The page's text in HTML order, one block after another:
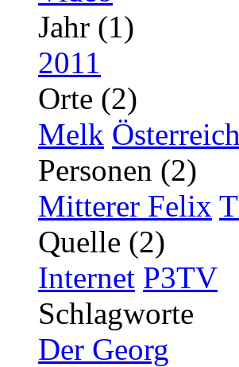
Jahr (1)
2011
Orte (2)
Melk Österreich
Personen (2)
Mitterer Felix
Quelle (2)
Internet P3TV
Schlagworte
Der Georg